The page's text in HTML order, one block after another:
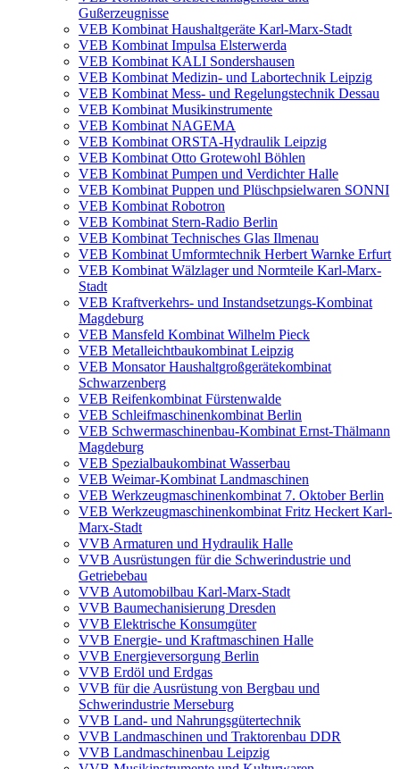
Gußerzeugnisse
VEB Kombinat Haushaltgeräte Karl-Marx-Stadt
VEB Kombinat Impulsa Elsterwerda
VEB Kombinat KALI Sondershausen
VEB Kombinat Medizin- und Labortechnik Leipzig
VEB Kombinat Mess- und Regelungstechnik Dessau
VEB Kombinat Musikinstrumente
VEB Kombinat NAGEMA
VEB Kombinat ORSTA-Hydraulik Leipzig
VEB Kombinat Otto Grotewohl Böhlen
VEB Kombinat Pumpen und Verdichter Halle
VEB Kombinat Puppen und Plüschpsielwaren SONNI
VEB Kombinat Robotron
VEB Kombinat Stern-Radio Berlin
VEB Kombinat Technisches Glas Ilmenau
VEB Kombinat Umformtechnik Herbert Warnke Erfurt
VEB Kombinat Wälzlager und Normteile Karl-Marx-
Stadt
VEB Kraftverkehrs- und Instandsetzungs-Kombinat
Magdeburg
VEB Mansfeld Kombinat Wilhelm Pieck
VEB Metalleichtbaukombinat Leipzig
VEB Monsator Haushaltgroßgerätekombinat
Schwarzenberg
VEB Reifenkombinat Fürstenwalde
VEB Schleifmaschinenkombinat Berlin
VEB Schwermaschinenbau-Kombinat Ernst-Thälmann
Magdeburg
VEB Spezialbaukombinat Wasserbau
VEB Weimar-Kombinat Landmaschinen
VEB Werkzeugmaschinenkombinat 7. Oktober Berlin
VEB Werkzeugmaschinenkombinat Fritz Heckert Karl-
Marx-Stadt
VVB Armaturen und Hydraulik Halle
VVB Ausrüstungen für die Schwerindustrie und
Getriebebau
VVB Automobilbau Karl-Marx-Stadt
VVB Baumechanisierung Dresden
VVB Elektrische Konsumgüter
VVB Energie- und Kraftmaschinen Halle
VVB Energieversorgung Berlin
VVB Erdöl und Erdgas
VVB für die Ausrüstung von Bergbau und
Schwerindustrie Merseburg
VVB Land- und Nahrungsgütertechnik
VVB Landmaschinen und Traktorenbau DDR
VVB Landmaschinenbau Leipzig